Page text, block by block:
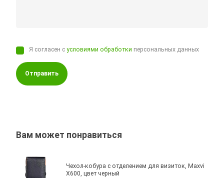
Я согласен сусловиями обработки персональных данных
Отправить
Вам может понравиться
Чехол-кобура с отделением для визиток, Maxvi
X600, цвет черный